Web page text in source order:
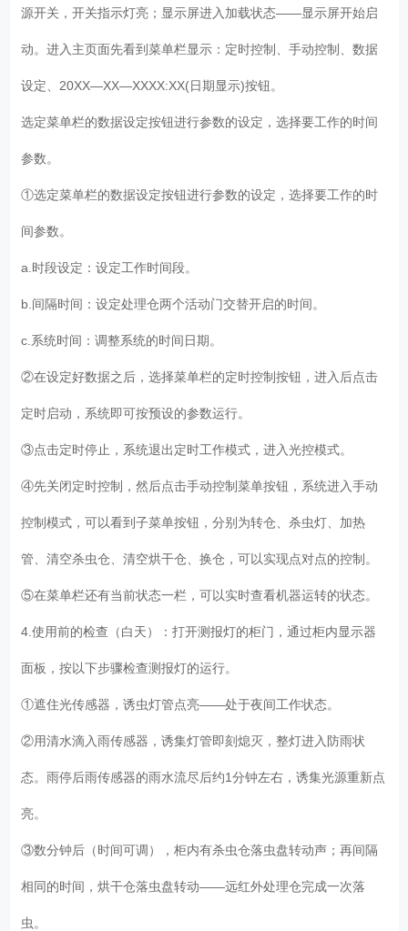
源开关，开关指示灯亮；显示屏进入加载状态——显示屏开始启
动。进入主页面先看到菜单栏显示：定时控制、手动控制、数据
设定、20XX—XX—XXXX:XX(日期显示)按钮。
选定菜单栏的数据设定按钮进行参数的设定，选择要工作的时间
参数。
①选定菜单栏的数据设定按钮进行参数的设定，选择要工作的时
间参数。
a.时段设定：设定工作时间段。
b.间隔时间：设定处理仓两个活动门交替开启的时间。
c.系统时间：调整系统的时间日期。
②在设定好数据之后，选择菜单栏的定时控制按钮，进入后点击
定时启动，系统即可按预设的参数运行。
③点击定时停止，系统退出定时工作模式，进入光控模式。
④先关闭定时控制，然后点击手动控制菜单按钮，系统进入手动
控制模式，可以看到子菜单按钮，分别为转仓、杀虫灯、加热
管、清空杀虫仓、清空烘干仓、换仓，可以实现点对点的控制。
⑤在菜单栏还有当前状态一栏，可以实时查看机器运转的状态。
4.使用前的检查（白天）：打开测报灯的柜门，通过柜内显示器
面板，按以下步骤检查测报灯的运行。
①遮住光传感器，诱虫灯管点亮——处于夜间工作状态。
②用清水滴入雨传感器，诱集灯管即刻熄灭，整灯进入防雨状
态。雨停后雨传感器的雨水流尽后约1分钟左右，诱集光源重新点
亮。
③数分钟后（时间可调），柜内有杀虫仓落虫盘转动声；再间隔
相同的时间，烘干仓落虫盘转动——远红外处理仓完成一次落
虫。